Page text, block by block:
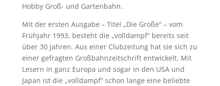
Hobby Groß- und Gartenbahn.
Mit der ersten Ausgabe – Titel „Die Große“ – vom
Frühjahr 1993, besteht die „volldampf“ bereits seit
über 30 Jahren. Aus einer Clubzeitung hat sie sich zu
einer gefragten Großbahnzeitschrift entwickelt. Mit
Lesern in ganz Europa und sogar in den USA und
Japan ist die „volldampf“ schon lange eine beliebte